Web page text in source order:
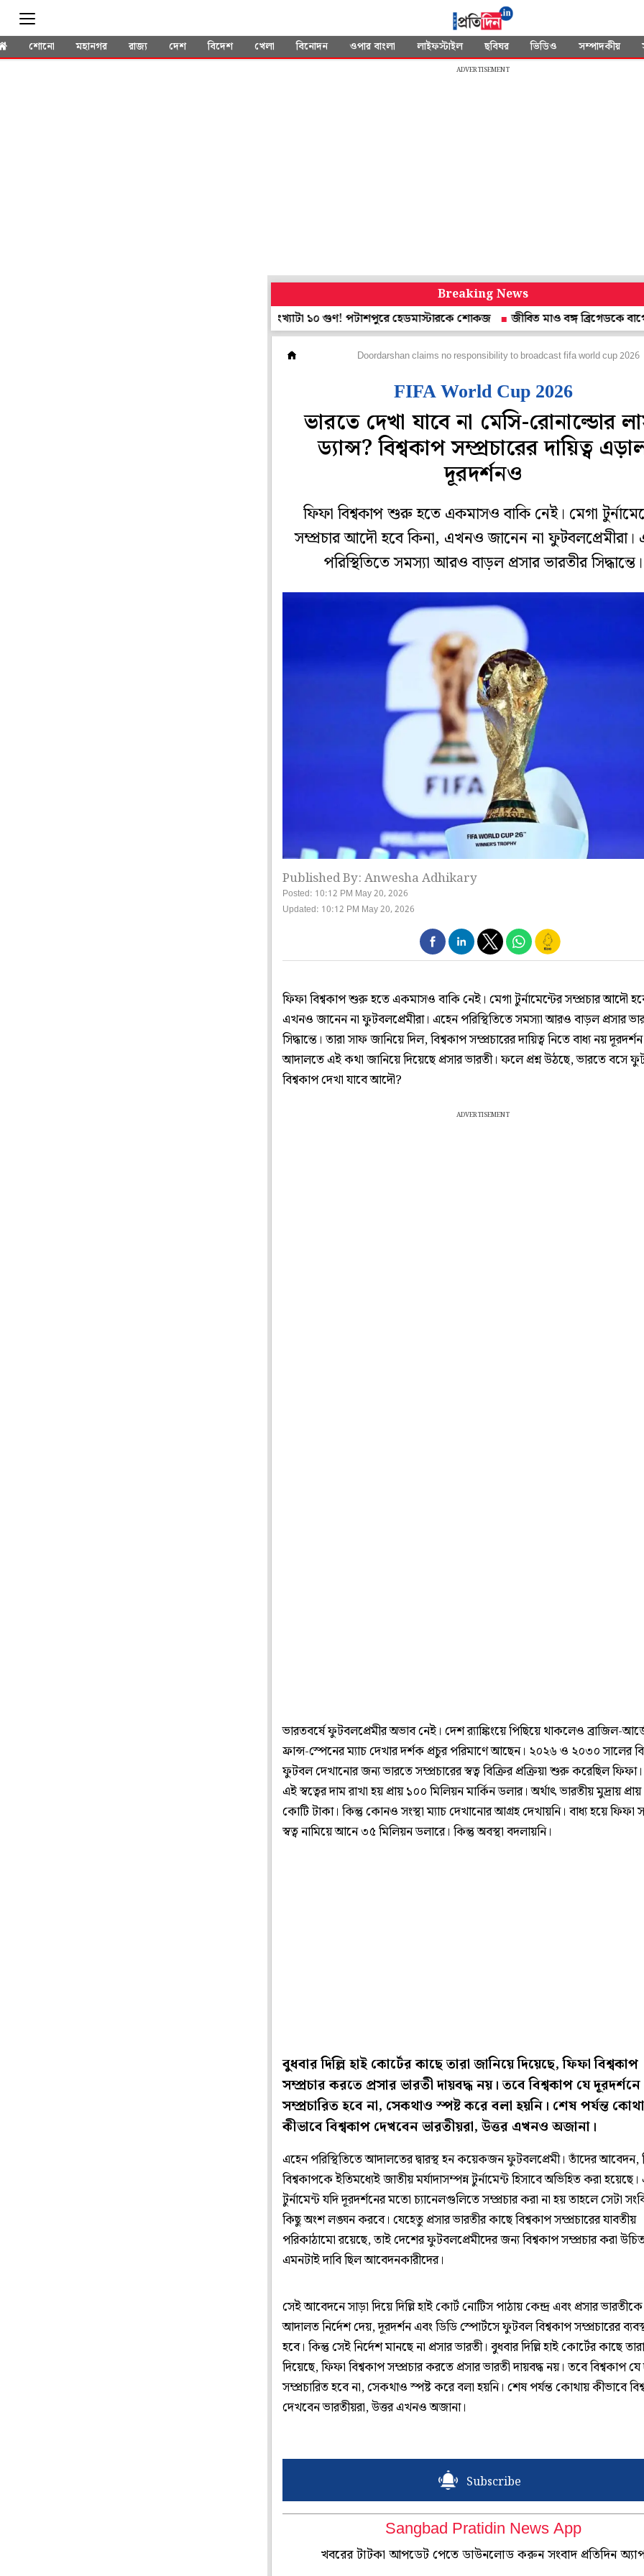
শোনো মহানগর রাজ্য দেশ বিদেশ খেলা বিনোদন ওপার বাংলা লাইফস্টাইল ছবিঘর ভিডিও সম্পাদকীয়
ADVERTISEMENT
Breaking News
হাতে গোনা পড়ুয়া, অথচ মিড ডে মিলের পোর্টালে সংখ্যাটা ১০ গুণ! পটাশপুরে হেডমাস্টারকে শোকজ
জীবিত মাও বঙ্গ ব্রিগেডকে বাগে
Doordarshan claims no responsibility to broadcast fifa world cup 2026
FIFA World Cup 2026
ভারতে দেখা যাবে না মেসি-রোনাল্ডোর
ড্যান্স? বিশ্বকাপ সম্প্রচারের দায়িত্ব
দূরদর্শনও
ফিফা বিশ্বকাপ শুরু হতে একমাসও বাকি নেই। মেগা
সম্প্রচার আদৌ হবে কিনা, এখনও জানেন না ফুটবলপ্রেমীরা।
পরিস্থিতিতে সমস্যা আরও বাড়ল প্রসার ভারতীর সিদ্ধান্তে।
Published By: Anwesha Adhikary
Posted: 10:12 PM May 20, 2026
Updated: 10:12 PM May 20, 2026
ফিফা বিশ্বকাপ শুরু হতে একমাসও বাকি নেই। মেগা টুর্নামেন্টের সম্প্রচার আদৌ
এখনও জানেন না ফুটবলপ্রেমীরা। এহেন পরিস্থিতিতে সমস্যা আরও বাড়ল প্রসার
সিদ্ধান্তে। তারা সাফ জানিয়ে দিল, বিশ্বকাপ সম্প্রচারের দায়িত্ব নিতে বাধ্য নয়
আদালতে এই কথা জানিয়ে দিয়েছে প্রসার ভারতী। ফলে প্রশ্ন উঠছে, ভারতে বসে
বিশ্বকাপ দেখা যাবে আদৌ?
ADVERTISEMENT
ভারতবর্ষে ফুটবলপ্রেমীর অভাব নেই। দেশ র‍্যাঙ্কিংয়ে পিছিয়ে থাকলেও ব্রাজিল-
ফ্রান্স-স্পেনের ম্যাচ দেখার দর্শক প্রচুর পরিমাণে আছেন। ২০২৬ ও ২০৩০ সালের
ফুটবল দেখানোর জন্য ভারতে সম্প্রচারের স্বত্ব বিক্রির প্রক্রিয়া শুরু করেছিল
এই স্বত্বের দাম রাখা হয় প্রায় ১০০ মিলিয়ন মার্কিন ডলার। অর্থাৎ ভারতীয় মুদ্রায়
কোটি টাকা। কিন্তু কোনও সংস্থা ম্যাচ দেখানোর আগ্রহ দেখায়নি। বাধ্য হয়ে ফিফা
স্বত্ব নামিয়ে আনে ৩৫ মিলিয়ন ডলারে। কিন্তু অবস্থা বদলায়নি।
বুধবার দিল্লি হাই কোর্টের কাছে তারা জানিয়ে দিয়েছে, ফিফা বিশ্বকাপ
সম্প্রচার করতে প্রসার ভারতী দায়বদ্ধ নয়। তবে বিশ্বকাপ যে দূরদর্শনে
সম্প্রচারিত হবে না, সেকথাও স্পষ্ট করে বলা হয়নি। শেষ পর্যন্ত
কীভাবে বিশ্বকাপ দেখবেন ভারতীয়রা, উত্তর এখনও অজানা।
এহেন পরিস্থিতিতে আদালতের দ্বারস্থ হন কয়েকজন ফুটবলপ্রেমী। তাঁদের আবেদন,
বিশ্বকাপকে ইতিমধ্যেই জাতীয় মর্যাদাসম্পন্ন টুর্নামেন্ট হিসাবে অভিহিত করা
টুর্নামেন্ট যদি দূরদর্শনের মতো চ্যানেলগুলিতে সম্প্রচার করা না হয় তাহলে সেটা
কিছু অংশ লঙ্ঘন করবে। যেহেতু প্রসার ভারতীর কাছে বিশ্বকাপ সম্প্রচারের যাবতীয়
পরিকাঠামো রয়েছে, তাই দেশের ফুটবলপ্রেমীদের জন্য বিশ্বকাপ সম্প্রচার করা
এমনটাই দাবি ছিল আবেদনকারীদের।
সেই আবেদনে সাড়া দিয়ে দিল্লি হাই কোর্ট নোটিস পাঠায় কেন্দ্র এবং প্রসার
আদালত নির্দেশ দেয়, দূরদর্শন এবং ডিডি স্পোর্টসে ফুটবল বিশ্বকাপ সম্প্রচারের
হবে। কিন্তু সেই নির্দেশ মানছে না প্রসার ভারতী। বুধবার দিল্লি হাই কোর্টের কাছে
দিয়েছে, ফিফা বিশ্বকাপ সম্প্রচার করতে প্রসার ভারতী দায়বদ্ধ নয়। তবে বিশ্বকাপ
সম্প্রচারিত হবে না, সেকথাও স্পষ্ট করে বলা হয়নি। শেষ পর্যন্ত কোথায় কীভাবে
দেখবেন ভারতীয়রা, উত্তর এখনও অজানা।
Subscribe
Sangbad Pratidin News App
খবরের টাটকা আপডেট পেতে ডাউনলোড করুন সংবাদ প্রতিদিন